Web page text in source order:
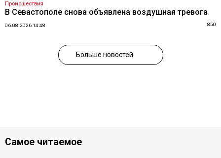
Происшествия
В Севастополе снова объявлена воздушная тревога
06.08.2026 14:48 850
Больше новостей
Самое читаемое